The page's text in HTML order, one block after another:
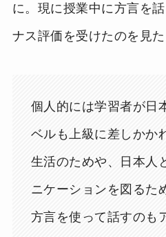
に。現に授業中に方言を
ナス評価を受けたのを見た
個人的には学習者が日
ベルも上級に差しかか
生活のためや、日本人
ニケーションを図るた
方言を使って話すのも